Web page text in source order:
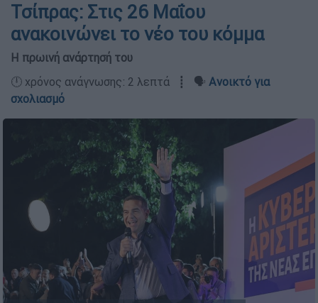
Τσίπρας: Στις 26 Μαΐου
ανακοινώνει το νέο του κόμμα
Η πρωινή ανάρτησή του
🕛 χρόνος ανάγνωσης: 2 λεπτά ┋ 🗣️ Ανοικτό για
σχολιασμό